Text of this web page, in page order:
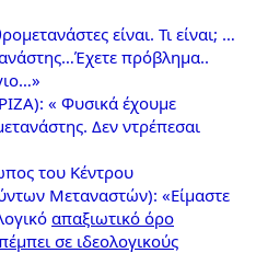
είναι. Τι είναι; …
πρόβλημα..
« Φυσικά έχουμε
Δεν ντρέπεσαι
του Κέντρου
Μεταναστών): «Είμαστε
απαξιωτικό όρο
σε ιδεολογικούς